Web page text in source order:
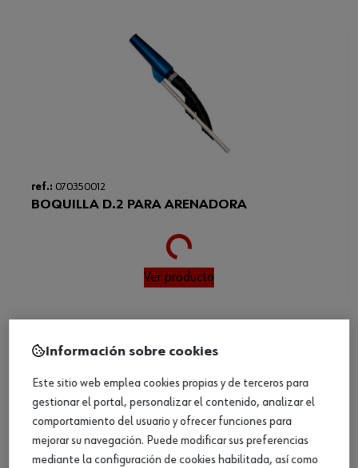
ref.: 070350012
BOQUILLA D.2 PARA ARENADORA
Loading...
Ver producto
Información sobre cookies
Este sitio web emplea cookies propias y de terceros para
gestionar el portal, personalizar el contenido, analizar el
comportamiento del usuario y ofrecer funciones para
mejorar su navegación. Puede modificar sus preferencias
mediante la configuración de cookies habilitada, así como